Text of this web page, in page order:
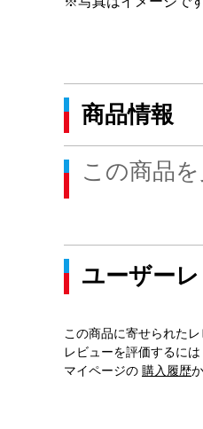
商品情報
この商品
ユーザー
この商品に寄せられた
レビューを評価するには
マイページの 購入履歴